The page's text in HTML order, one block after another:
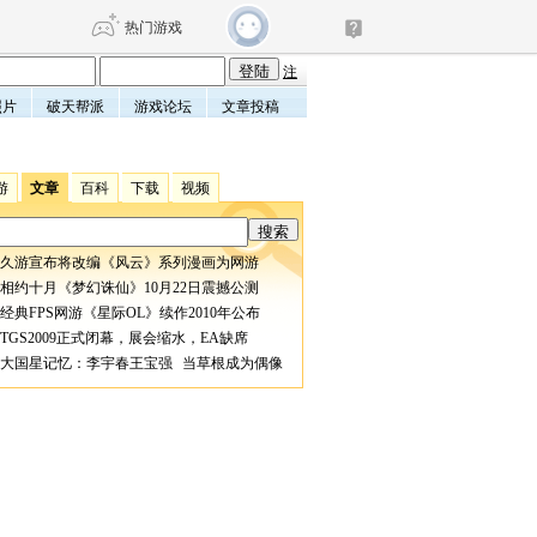
热门游戏
剑网3旗舰版 新天龙八部
诛仙世界 仙剑世界
注
破天帮派 游戏论坛 文章投稿
文章 百科 下载 视频
久游宣布将改编《风云》系列漫画为网游
相约十月《梦幻诛仙》10月22日震撼公测
经典FPS网游《星际OL》续作2010年公布
TGS2009正式闭幕，展会缩水，EA缺席
大国星记忆：李宇春王宝强 当草根成为偶像